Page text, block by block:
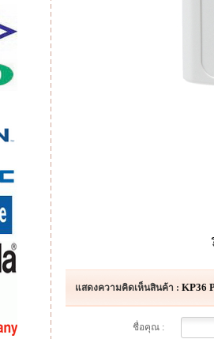
แสดงความคิดเห็นสินค้า : KP36
ชื่อคุณ :